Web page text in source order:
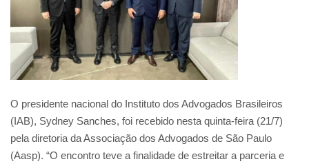
O presidente nacional do Instituto dos Advogados Brasileiros
(IAB), Sydney Sanches, foi recebido nesta quinta-feira (21/7)
pela diretoria da Associação dos Advogados de São Paulo
(Aasp). “O encontro teve a finalidade de estreitar a parceria e